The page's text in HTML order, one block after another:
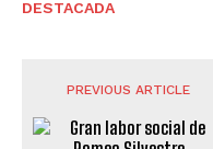
DESTACADA
PREVIOUS ARTICLE